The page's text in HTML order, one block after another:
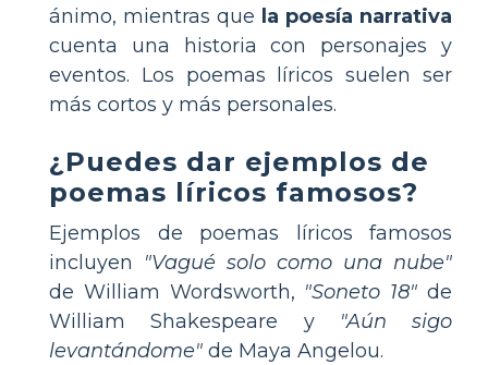
ánimo, mientras que la poesía narrativa
cuenta una historia con personajes y
eventos. Los poemas líricos suelen ser
más cortos y más personales.
¿Puedes dar ejemplos de
poemas líricos famosos?
Ejemplos de poemas líricos famosos
incluyen "Vagué solo como una nube"
de William Wordsworth, "Soneto 18" de
William Shakespeare y
"Aún sigo
levantándome" de Maya Angelou.